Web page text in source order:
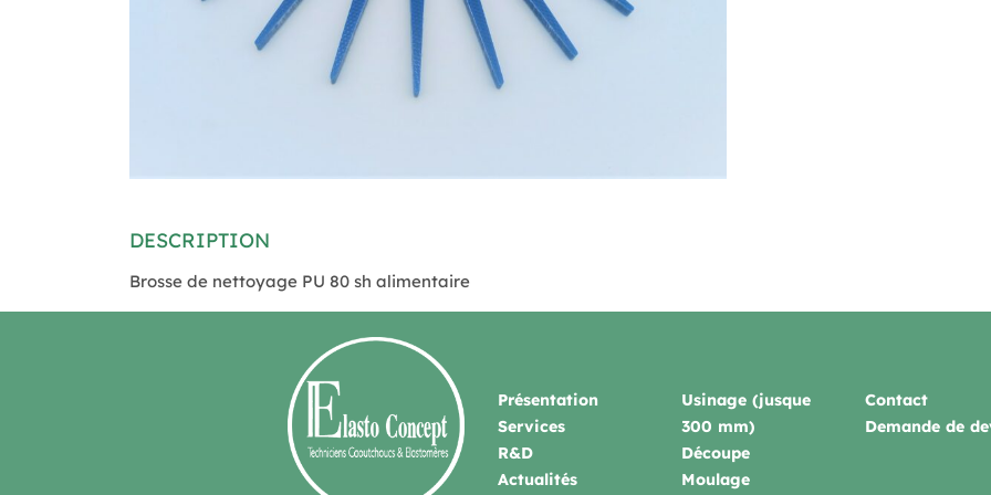
DESCRIPTION
Brosse de nettoyage PU 80 sh alimentaire
Présentation
Services
R&D
Actualités
Usinage (jusque
300 mm)
Découpe
Moulage
Contact
Demande de